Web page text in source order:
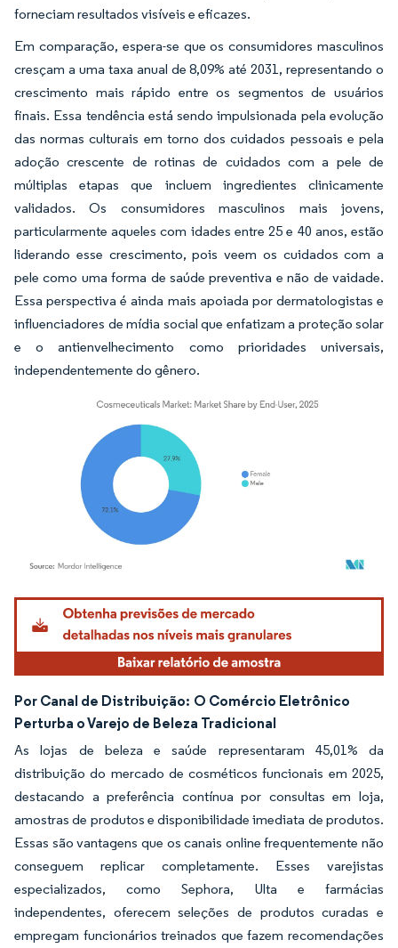
forneciam resultados visíveis e eficazes.
Em comparação, espera-se que os consumidores masculinos
cresçam a uma taxa anual de 8,09% até 2031, representando o
crescimento mais rápido entre os segmentos de usuários
finais. Essa tendência está sendo impulsionada pela evolução
das normas culturais em torno dos cuidados pessoais e pela
adoção crescente de rotinas de cuidados com a pele de
múltiplas etapas que incluem ingredientes clinicamente
validados. Os consumidores masculinos mais jovens,
particularmente aqueles com idades entre 25 e 40 anos, estão
liderando esse crescimento, pois veem os cuidados com a
pele como uma forma de saúde preventiva e não de vaidade.
Essa perspectiva é ainda mais apoiada por dermatologistas e
influenciadores de mídia social que enfatizam a proteção solar
e o antienvelhecimento como prioridades universais,
independentemente do gênero.
Imagem © Mordor Intelligence. O reuso requer atribuição conforme CC BY 4.0.
Por Canal de Distribuição: O Comércio Eletrônico
Perturba o Varejo de Beleza Tradicional
As lojas de beleza e saúde representaram 45,01% da
distribuição do mercado de cosméticos funcionais em 2025,
destacando a preferência contínua por consultas em loja,
amostras de produtos e disponibilidade imediata de produtos.
Essas são vantagens que os canais online frequentemente não
conseguem replicar completamente. Esses varejistas
especializados, como Sephora, Ulta e farmácias
independentes, oferecem seleções de produtos curadas e
empregam funcionários treinados que fazem recomendações